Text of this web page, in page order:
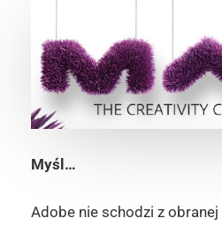
Myśl…
Adobe nie schodzi z